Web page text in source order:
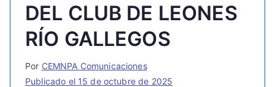
DEL CLUB DE LEONES
RÍO GALLEGOS
Por CEMNPA Comunicaciones
Publicado el 15 de octubre de 2025